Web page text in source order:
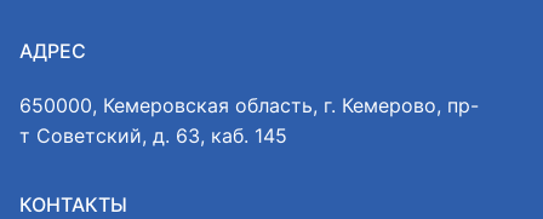
АДРЕС
650000, Кемеровская область, г. Кемерово, пр-
т Советский, д. 63, каб. 145
КОНТАКТЫ